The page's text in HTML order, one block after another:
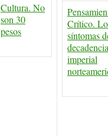
Cultura. No
son 30
pesos
Crítico.
síntomas
decadencia
imperial